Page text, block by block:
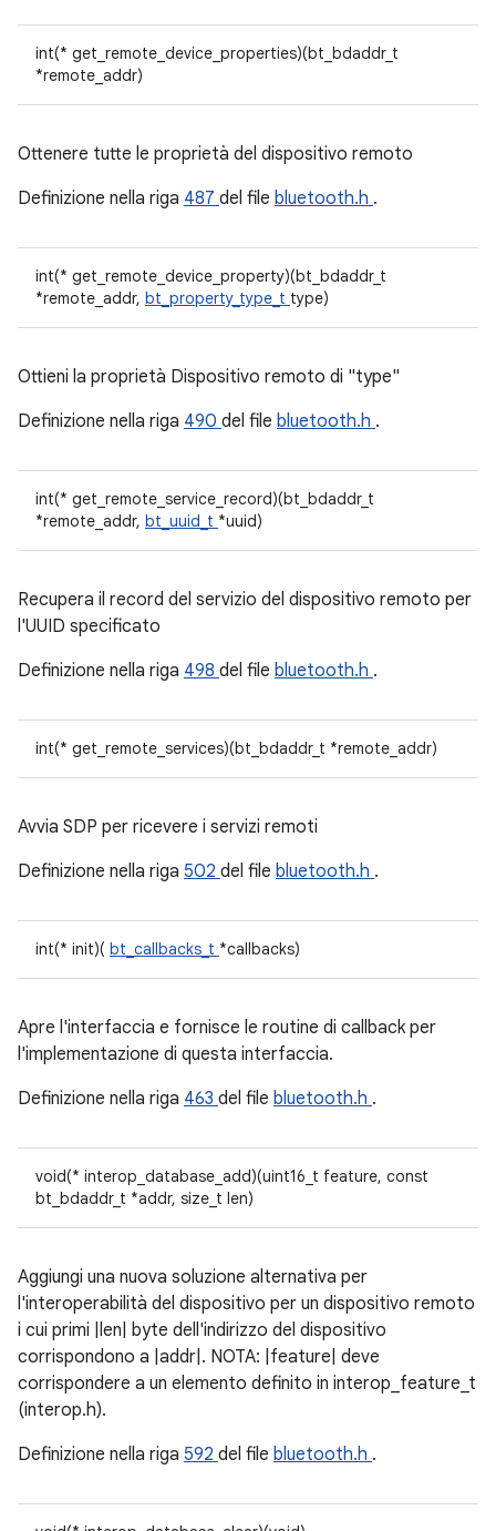
int(* get_remote_device_properties)(bt_bdaddr_t
*remote_addr)
Ottenere tutte le proprietà del dispositivo remoto
Definizione nella riga 487 del file bluetooth.h .
int(* get_remote_device_property)(bt_bdaddr_t
*remote_addr, bt_property_type_t type)
Ottieni la proprietà Dispositivo remoto di "type"
Definizione nella riga 490 del file bluetooth.h .
int(* get_remote_service_record)(bt_bdaddr_t
*remote_addr, bt_uuid_t *uuid)
Recupera il record del servizio del dispositivo remoto per
l'UUID specificato
Definizione nella riga 498 del file bluetooth.h .
int(* get_remote_services)(bt_bdaddr_t *remote_addr)
Avvia SDP per ricevere i servizi remoti
Definizione nella riga 502 del file bluetooth.h .
int(* init)( bt_callbacks_t *callbacks)
Apre l'interfaccia e fornisce le routine di callback per
l'implementazione di questa interfaccia.
Definizione nella riga 463 del file bluetooth.h .
void(* interop_database_add)(uint16_t feature, const
bt_bdaddr_t *addr, size_t len)
Aggiungi una nuova soluzione alternativa per
l'interoperabilità del dispositivo per un dispositivo remoto
i cui primi |len| byte dell'indirizzo del dispositivo
corrispondono a |addr|. NOTA: |feature| deve
corrispondere a un elemento definito in interop_feature_t
(interop.h).
Definizione nella riga 592 del file bluetooth.h .